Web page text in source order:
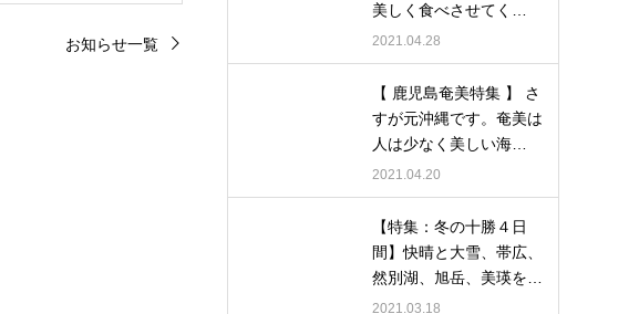
お知らせ一覧
美しく食べさせてく…
2021.04.28
【 鹿児島奄美特集 】 さ
すが元沖縄です。奄美は
人は少なく美しい海…
2021.04.20
【特集：冬の十勝４日
間】快晴と大雪、帯広、
然別湖、旭岳、美瑛を…
2021.03.18